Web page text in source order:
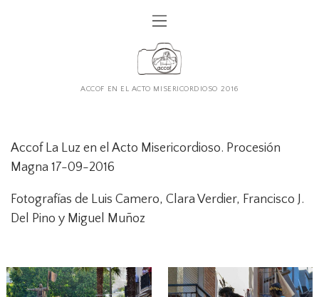
ACCOF EN EL ACTO MISERICORDIOSO 2016
Accof La Luz en el Acto Misericordioso. Procesión
Magna 17-09-2016
Fotografías de Luis Camero, Clara Verdier, Francisco J.
Del Pino y Miguel Muñoz